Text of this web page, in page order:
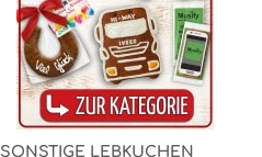
SONSTIGE LEBKUCHEN